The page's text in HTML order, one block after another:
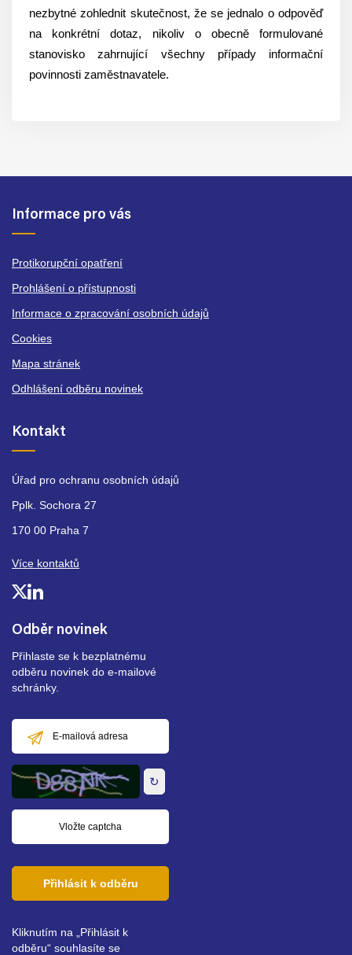
nezbytné zohlednit skutečnost, že se jednalo o odpověď
na konkrétní dotaz, nikoliv o obecně formulované
stanovisko zahrnující všechny případy informační
povinnosti zaměstnavatele.
Odběr novinek
Přihlaste se k bezplatnému
odběru novinek do e-mailové
schránky.
mailová
adresa
↻
Přihlásit k odběru
Kliknutím na „Přihlásit k
odběru“ souhlasíte se
Informace pro vás
Protikorupční opatření
Prohlášení o přístupnosti
Informace o zpracování osobních údajů
Cookies
Mapa stránek
Odhlášení odběru novinek
Kontakt
Úřad pro ochranu osobních údajů
Pplk. Sochora 27
170 00 Praha 7
Více kontaktů